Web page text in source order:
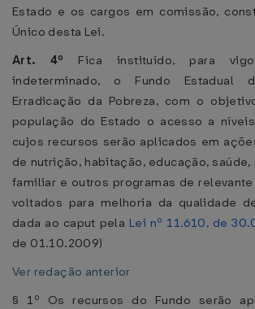
Estado e os cargos em comissão,
Único desta Lei.
Art. 4º Fica instituído, para
indeterminado, o Fundo Estadual
Erradicação da Pobreza, com o
população do Estado o acesso a
cujos recursos serão aplicados em
de nutrição, habitação, educação,
familiar e outros programas de
voltados para melhoria da qualidade
dada ao caput pela Lei nº 11.610, de
de 01.10.2009)
Ver redação anterior
§ 1º Os recursos do Fundo serão